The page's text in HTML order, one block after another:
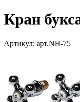
Кран
Артикул: арт.NH-75